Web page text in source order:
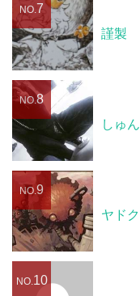
NO. 7
謹製
NO. 8
しゅん
NO. 9
ヤドク
NO. 10